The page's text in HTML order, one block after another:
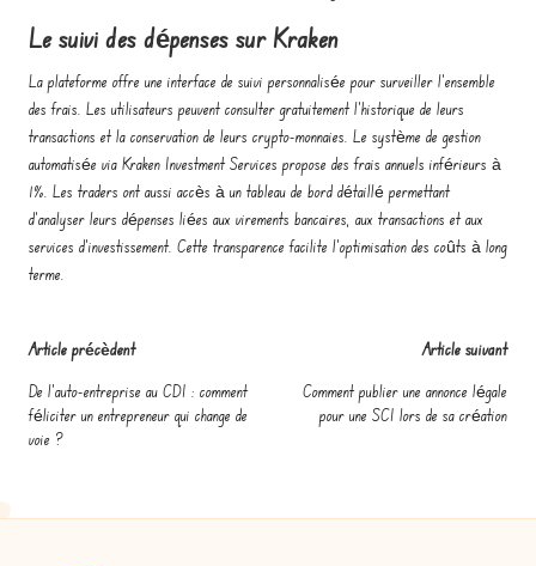
Le suivi des dépenses sur Kraken
La plateforme offre une interface de suivi personnalisée pour surveiller l'ensemble
des frais. Les utilisateurs peuvent consulter gratuitement l'historique de leurs
transactions et la conservation de leurs crypto-monnaies. Le système de gestion
automatisée via Kraken Investment Services propose des frais annuels inférieurs à
1%. Les traders ont aussi accès à un tableau de bord détaillé permettant
d'analyser leurs dépenses liées aux virements bancaires, aux transactions et aux
services d'investissement. Cette transparence facilite l'optimisation des coûts à long
terme.
Post
navigation
Article précèdent
De l’auto-entreprise au CDI : comment
féliciter un entrepreneur qui change de
voie ?
Article suivant
Comment publier une annonce légale
pour une SCI lors de sa création